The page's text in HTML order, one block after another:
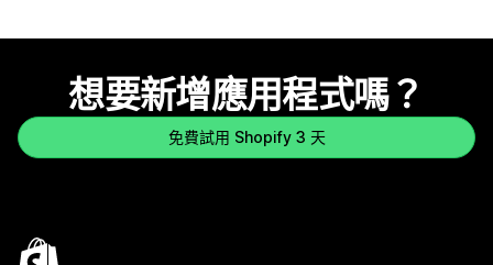
想要新增應用程式嗎？
免費試用 Shopify 3 天